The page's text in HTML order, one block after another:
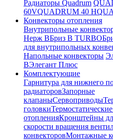
Радиаторы Quadrum
60VQUADRUM 40 H
Конвекторы отопления
Внутрипольные
Нерж ВБриз В TURBO
для внутрипольных
Напольные конвекторы
ВЭлегант Плюс
Комплектующие
Гарнитура для нижнего
радиаторовЗапорные
клапаныСервоприводы
головки
отопленияКронштейны
скорости вращения
конвекторовМонтажные